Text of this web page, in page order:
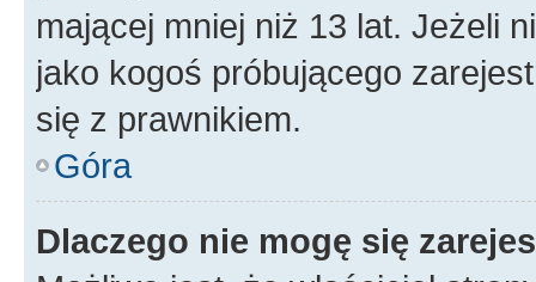
mającej mniej niż 13 lat. Jeżeli
jako kogoś próbującego
się z prawnikiem.
Góra
Dlaczego nie mogę się